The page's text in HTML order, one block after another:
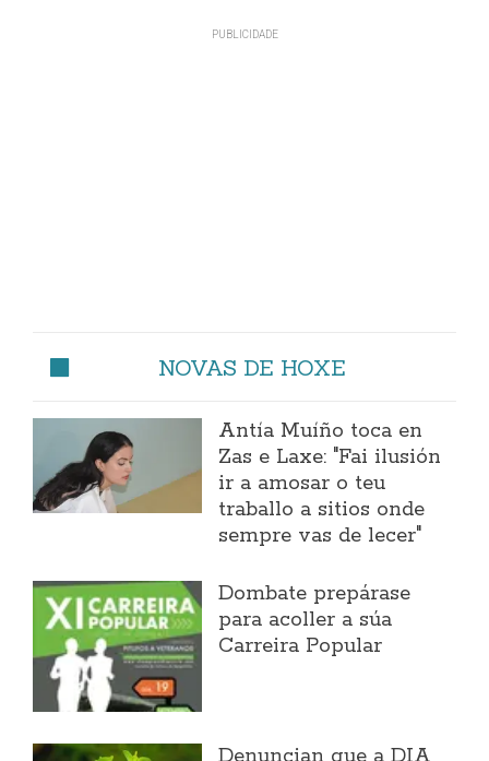
NOVAS DE HOXE
Antía Muíño toca en
Zas e Laxe: "Fai ilusión
ir a amosar o teu
traballo a sitios onde
sempre vas de lecer"
Dombate prepárase
para acoller a súa
Carreira Popular